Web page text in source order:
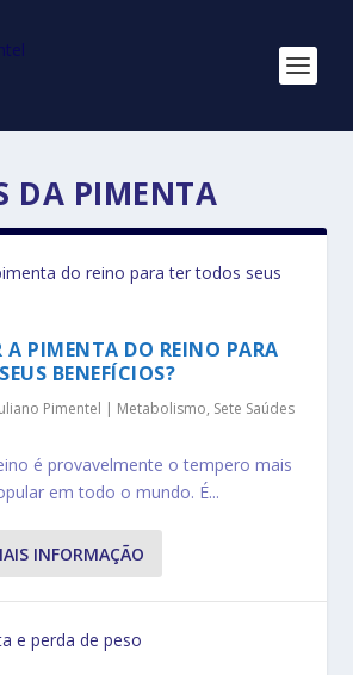
DA PIMENTA
A PIMENTA DO REINO PARA
BENEFÍCIOS?
Pimentel | Metabolismo, Sete Saúdes
é provavelmente o tempero mais
em todo o mundo. É...
INFORMAÇÃO